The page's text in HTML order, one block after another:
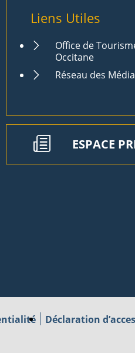
Liens Utiles
Office de
Occitane
Réseau des
ESPACE
Déclaration